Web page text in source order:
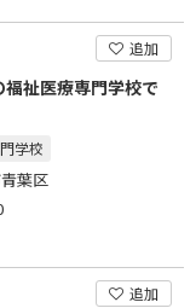
追加
祉医療専門学校で
学校
葉区
追加